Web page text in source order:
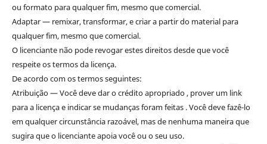
ou formato para qualquer fim, mesmo que comercial.
Adaptar — remixar, transformar, e criar a partir do material para
qualquer fim, mesmo que comercial.
O licenciante não pode revogar estes direitos desde que você
respeite os termos da licença.
De acordo com os termos seguintes:
Atribuição — Você deve dar o crédito apropriado , prover um link
para a licença e indicar se mudanças foram feitas . Você deve fazê-lo
em qualquer circunstância razoável, mas de nenhuma maneira que
sugira que o licenciante apoia você ou o seu uso.